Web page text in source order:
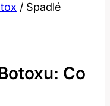
/ Spadlé
Co